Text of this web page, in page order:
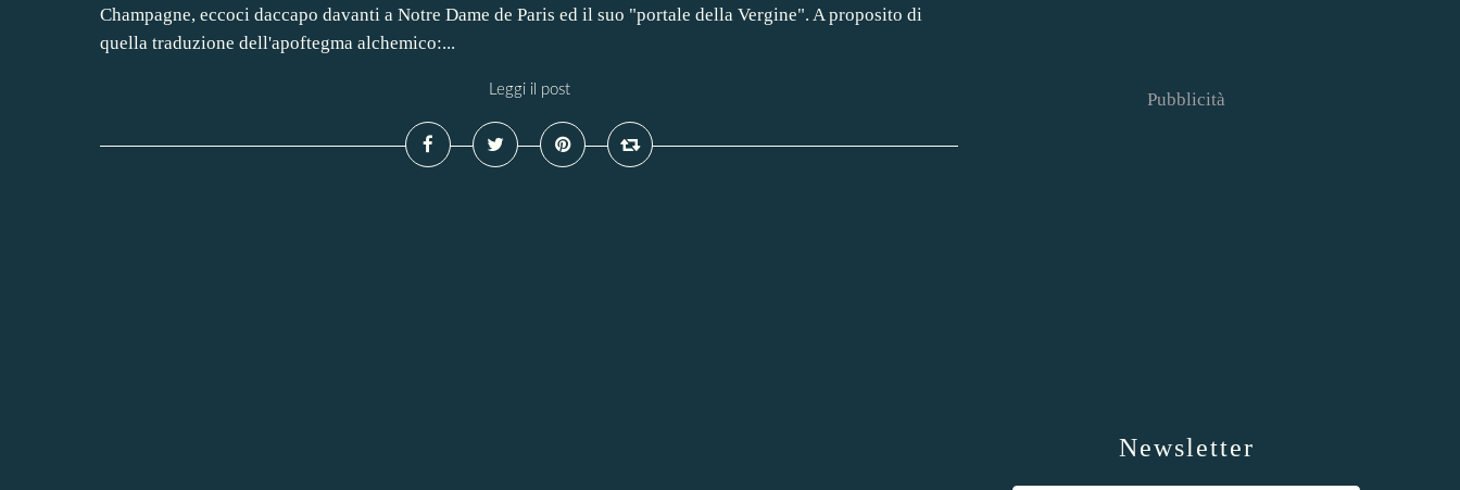
Champagne, eccoci daccapo davanti a Notre Dame de Paris ed il suo "portale della Vergine". A proposito di
quella traduzione dell'apoftegma alchemico:...
Leggi il post
Newsletter
Pubblicità